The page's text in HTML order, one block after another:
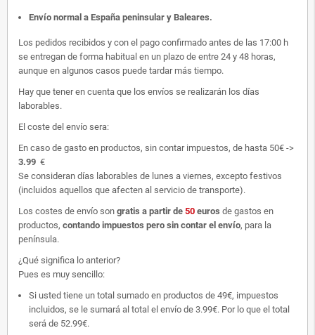
Envío normal a España peninsular y Baleares.
Los pedidos recibidos y con el pago confirmado antes de las 17:00 h
se entregan de forma habitual en un plazo de entre 24 y 48 horas,
aunque en algunos casos puede tardar más tiempo.
Hay que tener en cuenta que los envíos se realizarán los días
laborables.
El coste del envío sera:
En caso de gasto en productos, sin contar impuestos, de hasta 50€ ->
3.99 €
Se consideran días laborables de lunes a viernes, excepto festivos
(incluidos aquellos que afecten al servicio de transporte).
Los costes de envío son gratis a partir de 50 euros de gastos en
productos, contando impuestos pero sin contar el envío, para la
península.
¿Qué significa lo anterior?
Pues es muy sencillo:
Si usted tiene un total sumado en productos de 49€, impuestos
incluidos, se le sumará al total el envío de 3.99€. Por lo que el total
será de 52.99€.